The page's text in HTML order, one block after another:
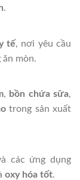
.
tế, nơi yêu cầu
mòn.
, bồn chứa sữa,
trong sản xuất
các ứng dụng
oxy hóa tốt.